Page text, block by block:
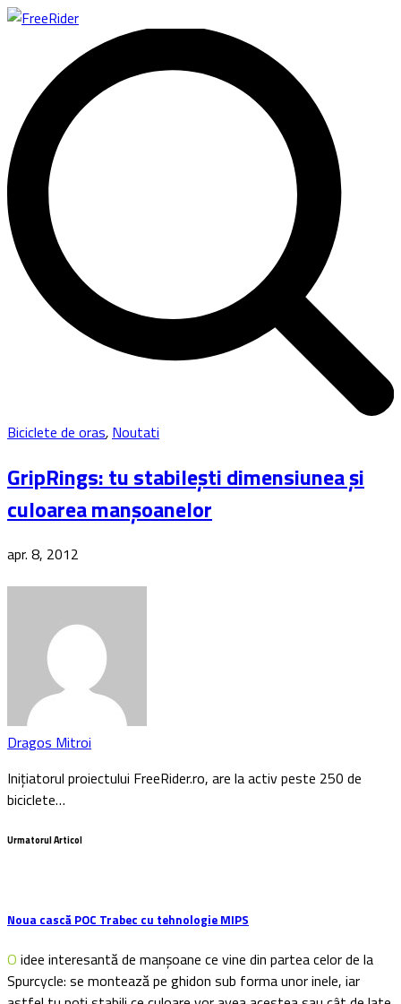
Biciclete de oras, Noutati
GripRings: tu stabilești dimensiunea și
culoarea manșoanelor
apr. 8, 2012
Dragos Mitroi
Inițiatorul proiectului FreeRider.ro, are la activ peste 250 de
biciclete…
Urmatorul Articol
Noua cască POC Trabec cu tehnologie MIPS
O idee interesantă de manșoane ce vine din partea celor de la
Spurcycle: se montează pe ghidon sub forma unor inele, iar